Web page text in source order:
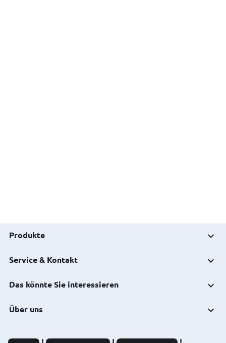
Produkte
Service & Kontakt
Das könnte Sie interessieren
Über uns